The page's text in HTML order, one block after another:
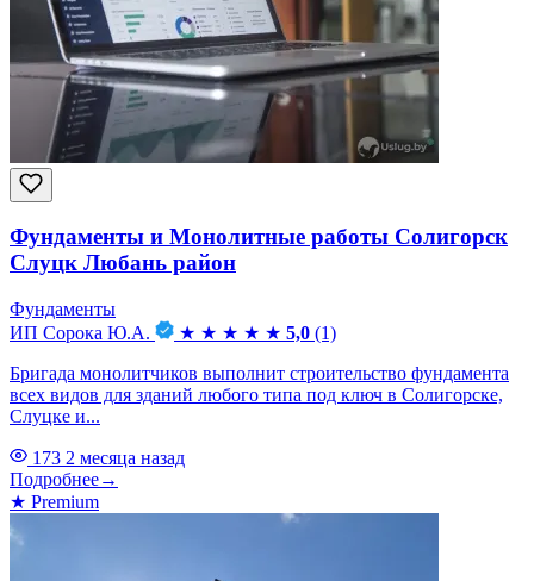
Фундаменты и Монолитные работы Солигорск
Слуцк Любань район
Фундаменты
ИП Сорока Ю.А.
★ ★ ★ ★ ★ 5,0 (1)
Бригада монолитчиков выполнит строительство фундамента
всех видов для зданий любого типа под ключ в Солигорске,
Слуцке и...
173 2 месяца назад
Подробнее→
★ Premium